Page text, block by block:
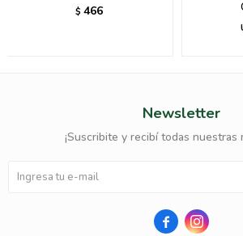
$ 466
Newsletter
¡Suscribite y recibí todas nuestras
 